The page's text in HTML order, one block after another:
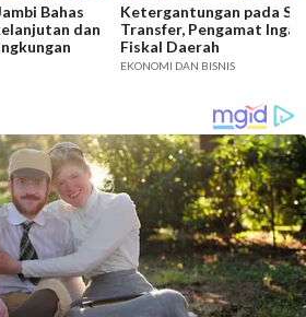
Bahas
dan
Ketergantungan pada
Transfer, Pengamat
Fiskal Daerah
EKONOMI DAN BISNIS